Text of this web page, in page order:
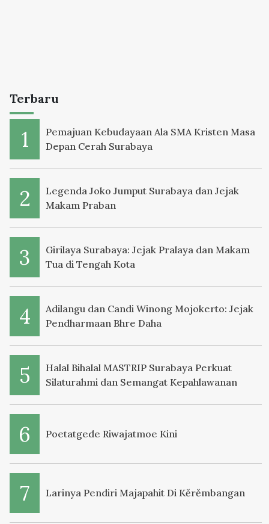
Terbaru
Pemajuan Kebudayaan Ala SMA Kristen Masa
Depan Cerah Surabaya
Legenda Joko Jumput Surabaya dan Jejak
Makam Praban
Girilaya Surabaya: Jejak Pralaya dan Makam
Tua di Tengah Kota
Adilangu dan Candi Winong Mojokerto: Jejak
Pendharmaan Bhre Daha
Halal Bihalal MASTRIP Surabaya Perkuat
Silaturahmi dan Semangat Kepahlawanan
Poetatgede Riwajatmoe Kini
Larinya Pendiri Majapahit Di Kěrěmbangan